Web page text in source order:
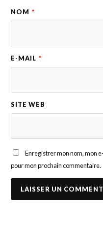
NOM *
E-MAIL *
SITE WEB
Enregistrer mon nom, mon
pour mon prochain commentaire.